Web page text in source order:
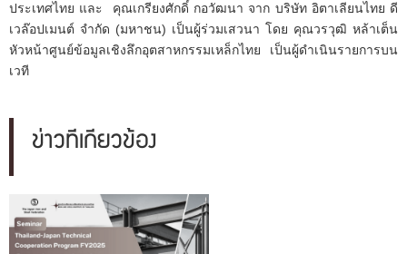
ประเทศไทย และ คุณเกรียงศักดิ์ กอวัฒนา จาก บริษัท อิตาเลียนไทย ดี
เวล๊อปเมนต์ จำกัด (มหาชน) เป็นผู้ร่วมเสวนา โดย คุณวรวุฒิ หล้าเต็น
หัวหน้าศูนย์ข้อมูลเชิงลึกอุตสาหกรรมเหล็กไทย เป็นผู้ดำเนินรายการบน
เวที
ข่าวที่เกี่ยวข้อง